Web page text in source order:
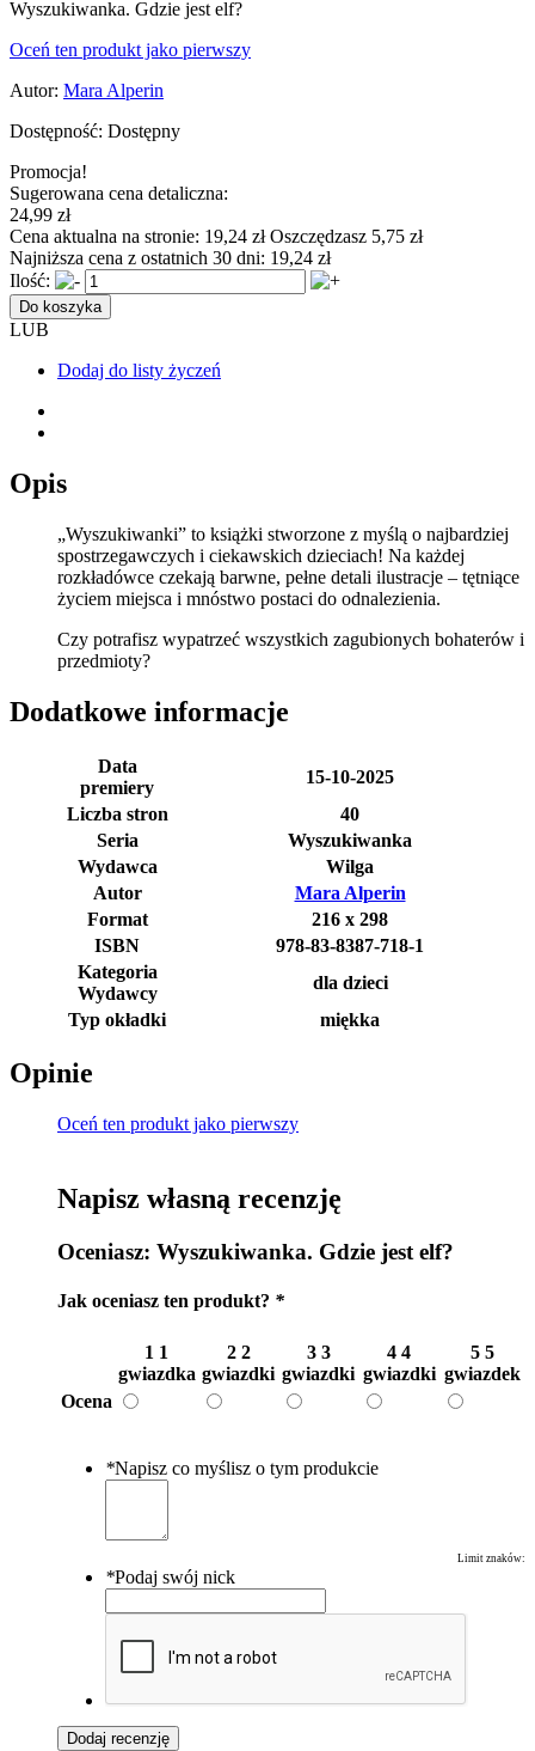
Wyszukiwanka. Gdzie jest elf?
Oceń ten produkt jako pierwszy
Autor: Mara Alperin
Dostępność: Dostępny
Promocja!
Sugerowana cena detaliczna:
24,99 zł
Cena aktualna na stronie: 19,24 złOszczędzasz 5,75 zł
Najniższa cena z ostatnich 30 dni: 19,24 zł
Ilość:
Do koszyka
LUB
Dodaj do listy życzeń
Opis
„Wyszukiwanki” to książki stworzone z myślą o najbardziej
spostrzegawczych i ciekawskich dzieciach! Na każdej
rozkładówce czekają barwne, pełne detali ilustracje – tętniące
życiem miejsca i mnóstwo postaci do odnalezienia.
Czy potrafisz wypatrzeć wszystkich zagubionych bohaterów i
przedmioty?
Dodatkowe informacje
Data
premiery
15-10-2025
Liczba stron
40
Seria
Wyszukiwanka
Wydawca
Wilga
Autor
Mara Alperin
Format
216 x 298
ISBN
978-83-8387-718-1
Kategoria
Wydawcy
dla dzieci
Typ okładki
miękka
Opinie
Oceń ten produkt jako pierwszy
Napisz własną recenzję
Oceniasz: Wyszukiwanka. Gdzie jest elf?
Jak oceniasz ten produkt? *
1 1
gwiazdka
2 2
gwiazdki
3 3
gwiazdki
4 4
gwiazdki
5 5
gwiazdek
Ocena
*Napisz co myślisz o tym produkcie
Limit znaków:
*Podaj swój nick
Dodaj recenzję